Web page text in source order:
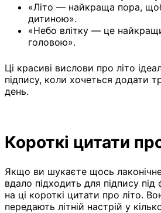
«Літо — найкраща пора,
дитиною».
«Небо влітку — це
головою».
Ці красиві вислови про літо
підпису, коли хочеться додати
день.
Короткі цитати
Якщо ви шукаєте щось
вдало підходить для підпису під
на ці короткі цитати про літо.
передають літній настрій у